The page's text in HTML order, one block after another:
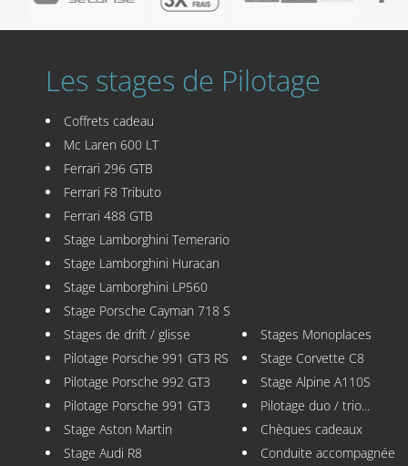
Les stages de Pilotage
Coffrets cadeau
Mc Laren 600 LT
Ferrari 296 GTB
Ferrari F8 Tributo
Ferrari 488 GTB
Stage Lamborghini Temerario
Stage Lamborghini Huracan
Stage Lamborghini LP560
Stage Porsche Cayman 718 S
Stages de drift / glisse
Pilotage Porsche 991 GT3 RS
Pilotage Porsche 992 GT3
Pilotage Porsche 991 GT3
Stage Aston Martin
Stage Audi R8
Stages Monoplaces
Stage Corvette C8
Stage Alpine A110S
Pilotage duo / trio...
Chèques cadeaux
Conduite accompagnée